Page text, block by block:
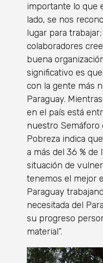
importante lo que
lado, se nos
lugar para
colaboradores
buena
significativo es
con la gente más
Paraguay.
en el país está
nuestro Semáforo
Pobreza indica
a más del 36 % de
situación de
tenemos el mejor
Paraguay
necesitada del
su progreso
material”.